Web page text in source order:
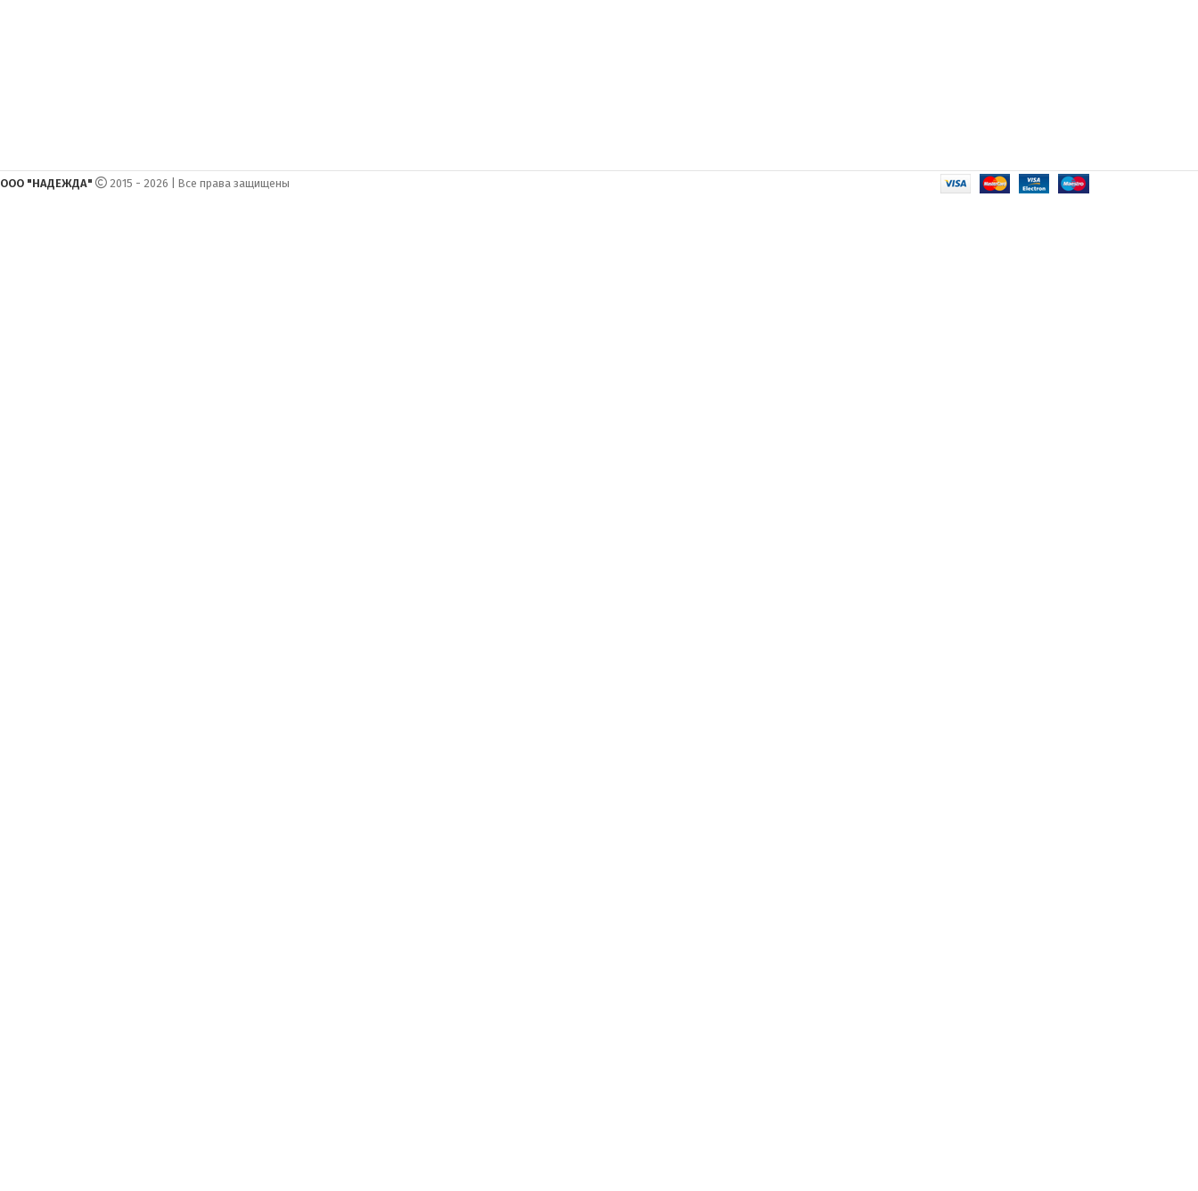
ООО "НАДЕЖДА" 2015 - 2026 | Все права защищены